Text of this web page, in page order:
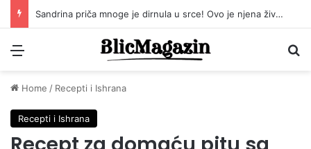
Menu
Home / Recepti i Ishrana
Recepti i Ishrana